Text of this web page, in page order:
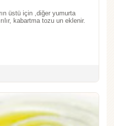
üstü için ,diğer yumurta
kabartma tozu un eklenir.